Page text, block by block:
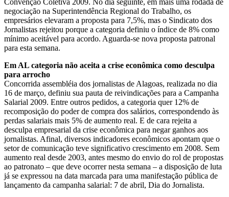
negociação na Superintendência Regional do Trabalho, os
empresários elevaram a proposta para 7,5%, mas o Sindicato dos
Jornalistas rejeitou porque a categoria definiu o índice de 8% como
mínimo aceitável para acordo. Aguarda-se nova proposta patronal
para esta semana.
Em AL categoria não aceita a crise econômica como desculpa
para arrocho
Concorrida assembléia dos jornalistas de Alagoas, realizada no dia
16 de março, definiu sua pauta de reivindicações para a Campanha
Salarial 2009. Entre outros pedidos, a categoria quer 12% de
recomposição do poder de compra dos salários, correspondendo às
perdas salariais mais 5% de aumento real. E de cara rejeita a
desculpa empresarial da crise econômica para negar ganhos aos
jornalistas. Afinal, diversos indicadores econômicos apontam que o
setor de comunicação teve significativo crescimento em 2008. Sem
aumento real desde 2003, antes mesmo do envio do rol de propostas
ao patronato – que deve ocorrer nesta semana – a disposição de luta
já se expressou na data marcada para uma manifestação pública de
lançamento da campanha salarial: 7 de abril, Dia do Jornalista.